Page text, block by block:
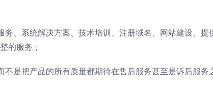
、系统解决方案、技术培训、注册域名、网站建设、提
的服务；
是把产品的所有质量都期待在售后服务甚至是诉后服务